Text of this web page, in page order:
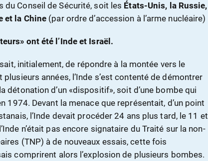
du Conseil de Sécurité, soit les États-Unis, la Russie,
et la Chine (par ordre d’accession à l’arme nucléaire)
ont été l’Inde et Israël.
initialement, de répondre à la montée vers le
plusieurs années, l’Inde s’est contenté de démontrer
détonation d’un «dispositif», soit d’une bombe qui
1974. Devant la menace que représentait, d’un point
l’Inde devait procéder 24 ans plus tard, le 11 et
n’était pas encore signataire du Traité sur la non-
(TNP) à de nouveaux essais, cette fois
comprirent alors l’explosion de plusieurs bombes.